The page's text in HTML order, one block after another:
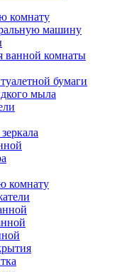
комнату
машину
ванной комнаты
бумаги
мыла
комнату